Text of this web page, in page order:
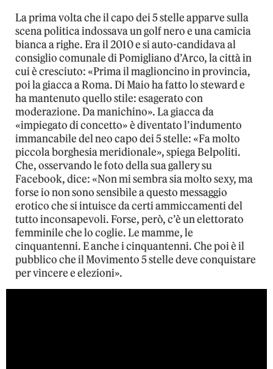
La prima volta che il capo dei 5 stelle apparve sulla
scena politica indossava un golf nero e una camicia
bianca a righe. Era il 2010 e si auto-candidava al
consiglio comunale di Pomigliano d’Arco, la città in
cui è cresciuto: «Prima il maglioncino in provincia,
poi la giacca a Roma. Di Maio ha fatto lo steward e
ha mantenuto quello stile: esagerato con
moderazione. Da manichino». La giacca da
«impiegato di concetto» è diventato l’indumento
immancabile del neo capo dei 5 stelle: «Fa molto
piccola borghesia meridionale», spiega Belpoliti.
Che, osservando le foto della sua gallery su
Facebook, dice: «Non mi sembra sia molto sexy, ma
forse io non sono sensibile a questo messaggio
erotico che si intuisce da certi ammiccamenti del
tutto inconsapevoli. Forse, però, c’è un elettorato
femminile che lo coglie. Le mamme, le
cinquantenni. E anche i cinquantenni. Che poi è il
pubblico che il Movimento 5 stelle deve conquistare
per vincere e elezioni».